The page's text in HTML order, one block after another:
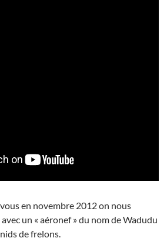
en novembre 2012 on nous
un « aéronef » du nom de Wadudu
de frelons.